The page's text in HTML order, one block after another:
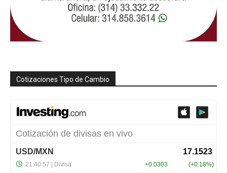
Cotizaciones Tipo de Cambio